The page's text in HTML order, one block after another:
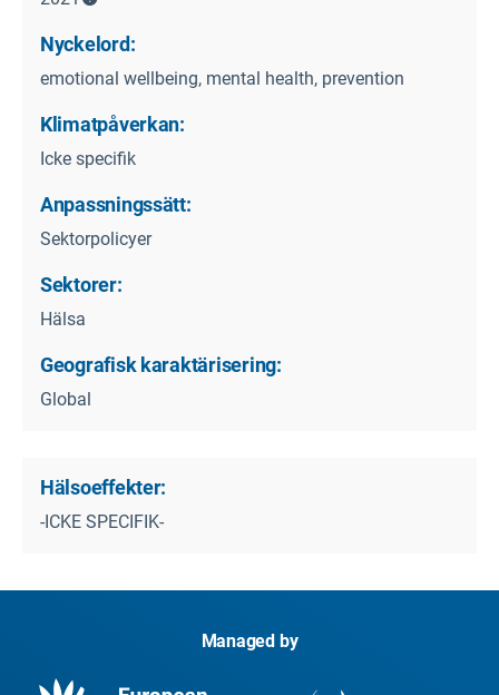
Nyckelord:
emotional wellbeing, mental health, prevention
Klimatpåverkan:
Icke specifik
Anpassningssätt:
Sektorpolicyer
Sektorer:
Hälsa
Geografisk karaktärisering:
Global
Hälsoeffekter:
-ICKE SPECIFIK-
Managed by